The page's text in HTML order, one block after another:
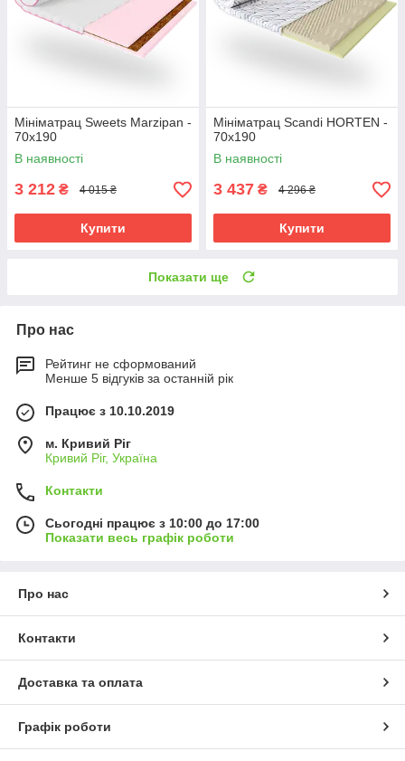
Мініматрац Sweets Marzipan -
70х190
В наявності
3 212 ₴ 4 015 ₴
Купити
Мініматрац Scandi HORTEN -
70х190
В наявності
3 437 ₴ 4 296 ₴
Купити
Показати ще
Про нас
Рейтинг не сформований
Менше 5 відгуків за останній рік
Працює з 10.10.2019
м. Кривий Ріг
Кривий Ріг, Україна
Контакти
Сьогодні працює з 10:00 до 17:00
Показати весь графік роботи
Про нас
Контакти
Доставка та оплата
Графік роботи